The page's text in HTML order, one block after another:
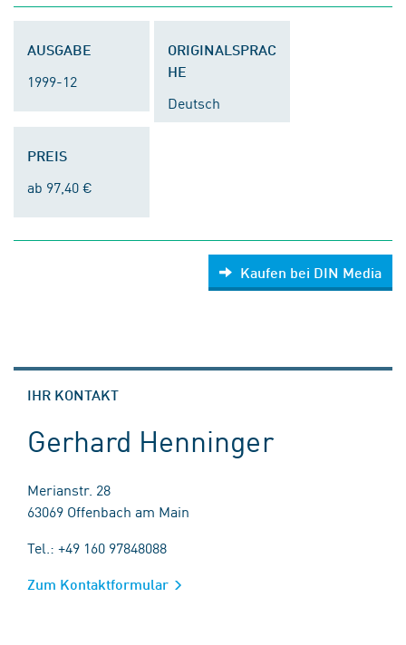
AUSGABE
1999-12
ORIGINALSPRAC
HE
Deutsch
PREIS
ab 97,40 €
Kaufen bei DIN Media
IHR KONTAKT
Gerhard Henninger
Merianstr. 28
63069 Offenbach am Main
Tel.: +49 160 97848088
Zum Kontaktformular